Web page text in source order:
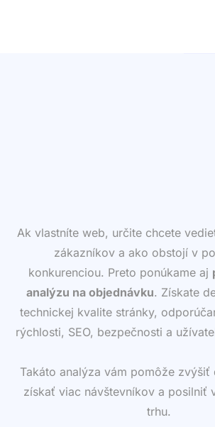
Ak vlastníte web, určite chcete
zákazníkov a ako obstojí v
konkurenciou. Preto ponúkame aj
analýzu na objednávku. Získate
technickej kvalite stránky,
rýchlosti, SEO, bezpečnosti a
Takáto analýza vám pomôže zvýšiť
získať viac návštevníkov a posilniť
trhu.